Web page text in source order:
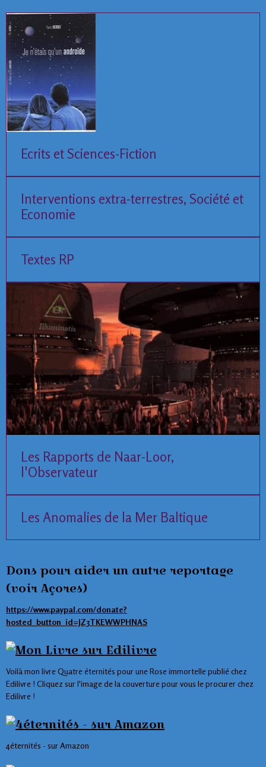
Ecrits et Sciences-Fiction
Interventions extra-terrestres, Société et
Economie
Textes RP
Les Rapports de Naar-Loor,
l'Observateur
Les Anomalies de la Mer Baltique
Dons pour aider un autre reportage
(voir Açores)
https://www.paypal.com/donate?
hosted_button_id=JZ3TKEWWPHNAS
Voilà mon livre Quatre éternités pour une Rose immortelle publié chez
Edilivre ! Cliquez sur l'image de la couverture pour vous le procurer chez
Edilivre !
4éternités - sur Amazon